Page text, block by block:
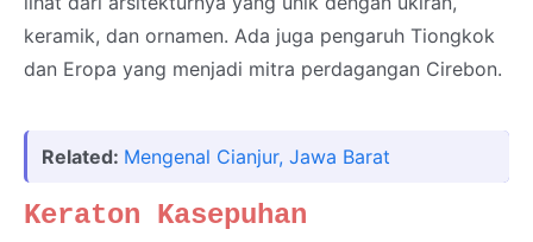
keramik, dan ornamen. Ada juga pengaruh Tiongkok
dan Eropa yang menjadi mitra perdagangan Cirebon.
Related: Mengenal Cianjur, Jawa Barat
Keraton Kasepuhan